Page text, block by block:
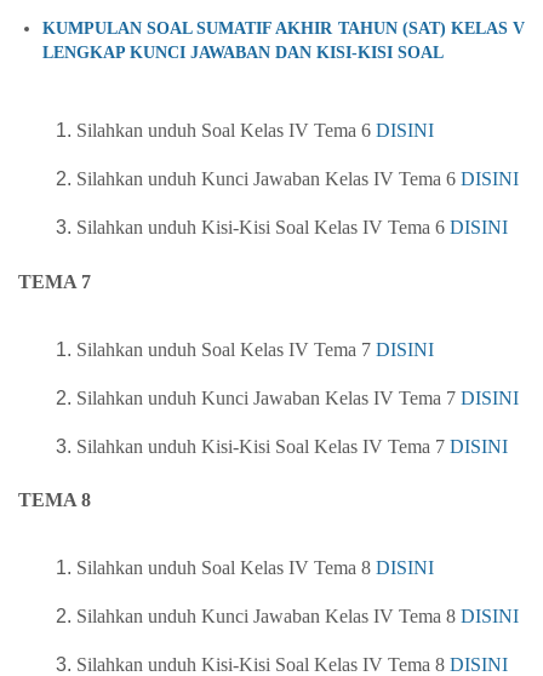
KUMPULAN SOAL SUMATIF AKHIR TAHUN (SAT) KELAS V
LENGKAP KUNCI JAWABAN DAN KISI-KISI SOAL
Silahkan unduh Soal Kelas IV Tema 6 DISINI
Silahkan unduh Kunci Jawaban Kelas IV Tema 6 DISINI
Silahkan unduh Kisi-Kisi Soal Kelas IV Tema 6 DISINI
TEMA 7
Silahkan unduh Soal Kelas IV Tema 7 DISINI
Silahkan unduh Kunci Jawaban Kelas IV Tema 7 DISINI
Silahkan unduh Kisi-Kisi Soal Kelas IV Tema 7 DISINI
TEMA 8
Silahkan unduh Soal Kelas IV Tema 8 DISINI
Silahkan unduh Kunci Jawaban Kelas IV Tema 8 DISINI
Silahkan unduh Kisi-Kisi Soal Kelas IV Tema 8 DISINI